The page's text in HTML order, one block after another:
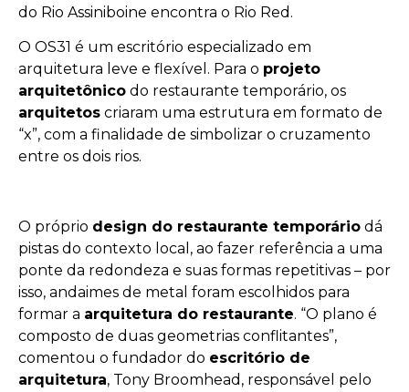
do Rio Assiniboine encontra o Rio Red.
O OS31 é um escritório especializado em
arquitetura leve e flexível. Para o projeto
arquitetônico do restaurante temporário, os
arquitetos criaram uma estrutura em formato de
“x”, com a finalidade de simbolizar o cruzamento
entre os dois rios.
O próprio design do restaurante temporário dá
pistas do contexto local, ao fazer referência a uma
ponte da redondeza e suas formas repetitivas – por
isso, andaimes de metal foram escolhidos para
formar a arquitetura do restaurante. “O plano é
composto de duas geometrias conflitantes”,
comentou o fundador do escritório de
arquitetura, Tony Broomhead, responsável pelo